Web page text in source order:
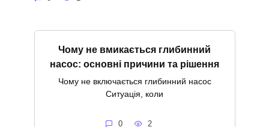
Чому не вмикається глибинний
насос: основні причини та рішення
Чому не включається глибинний насос
Ситуація, коли
0 2